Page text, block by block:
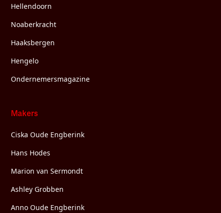
Hellendoorn
Noaberkracht
Haaksbergen
Hengelo
Ondernemersmagazine
Makers
Ciska Oude Engberink
Hans Hodes
Marion van Sermondt
Ashley Grobben
Anno Oude Engberink